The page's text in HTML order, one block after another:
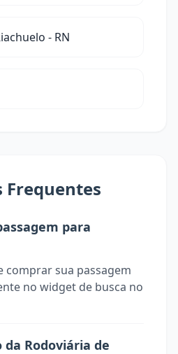
- RN
Frequentes
para
comprar sua passagem
no widget de busca no
da Rodoviária de